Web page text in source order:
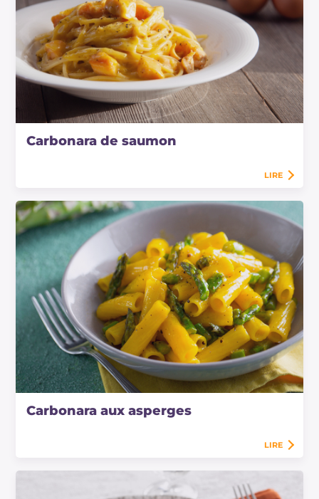
Carbonara de saumon
LIRE
Carbonara aux asperges
LIRE